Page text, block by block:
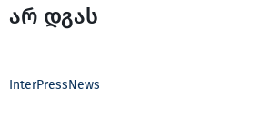
არ დგას
InterPressNews